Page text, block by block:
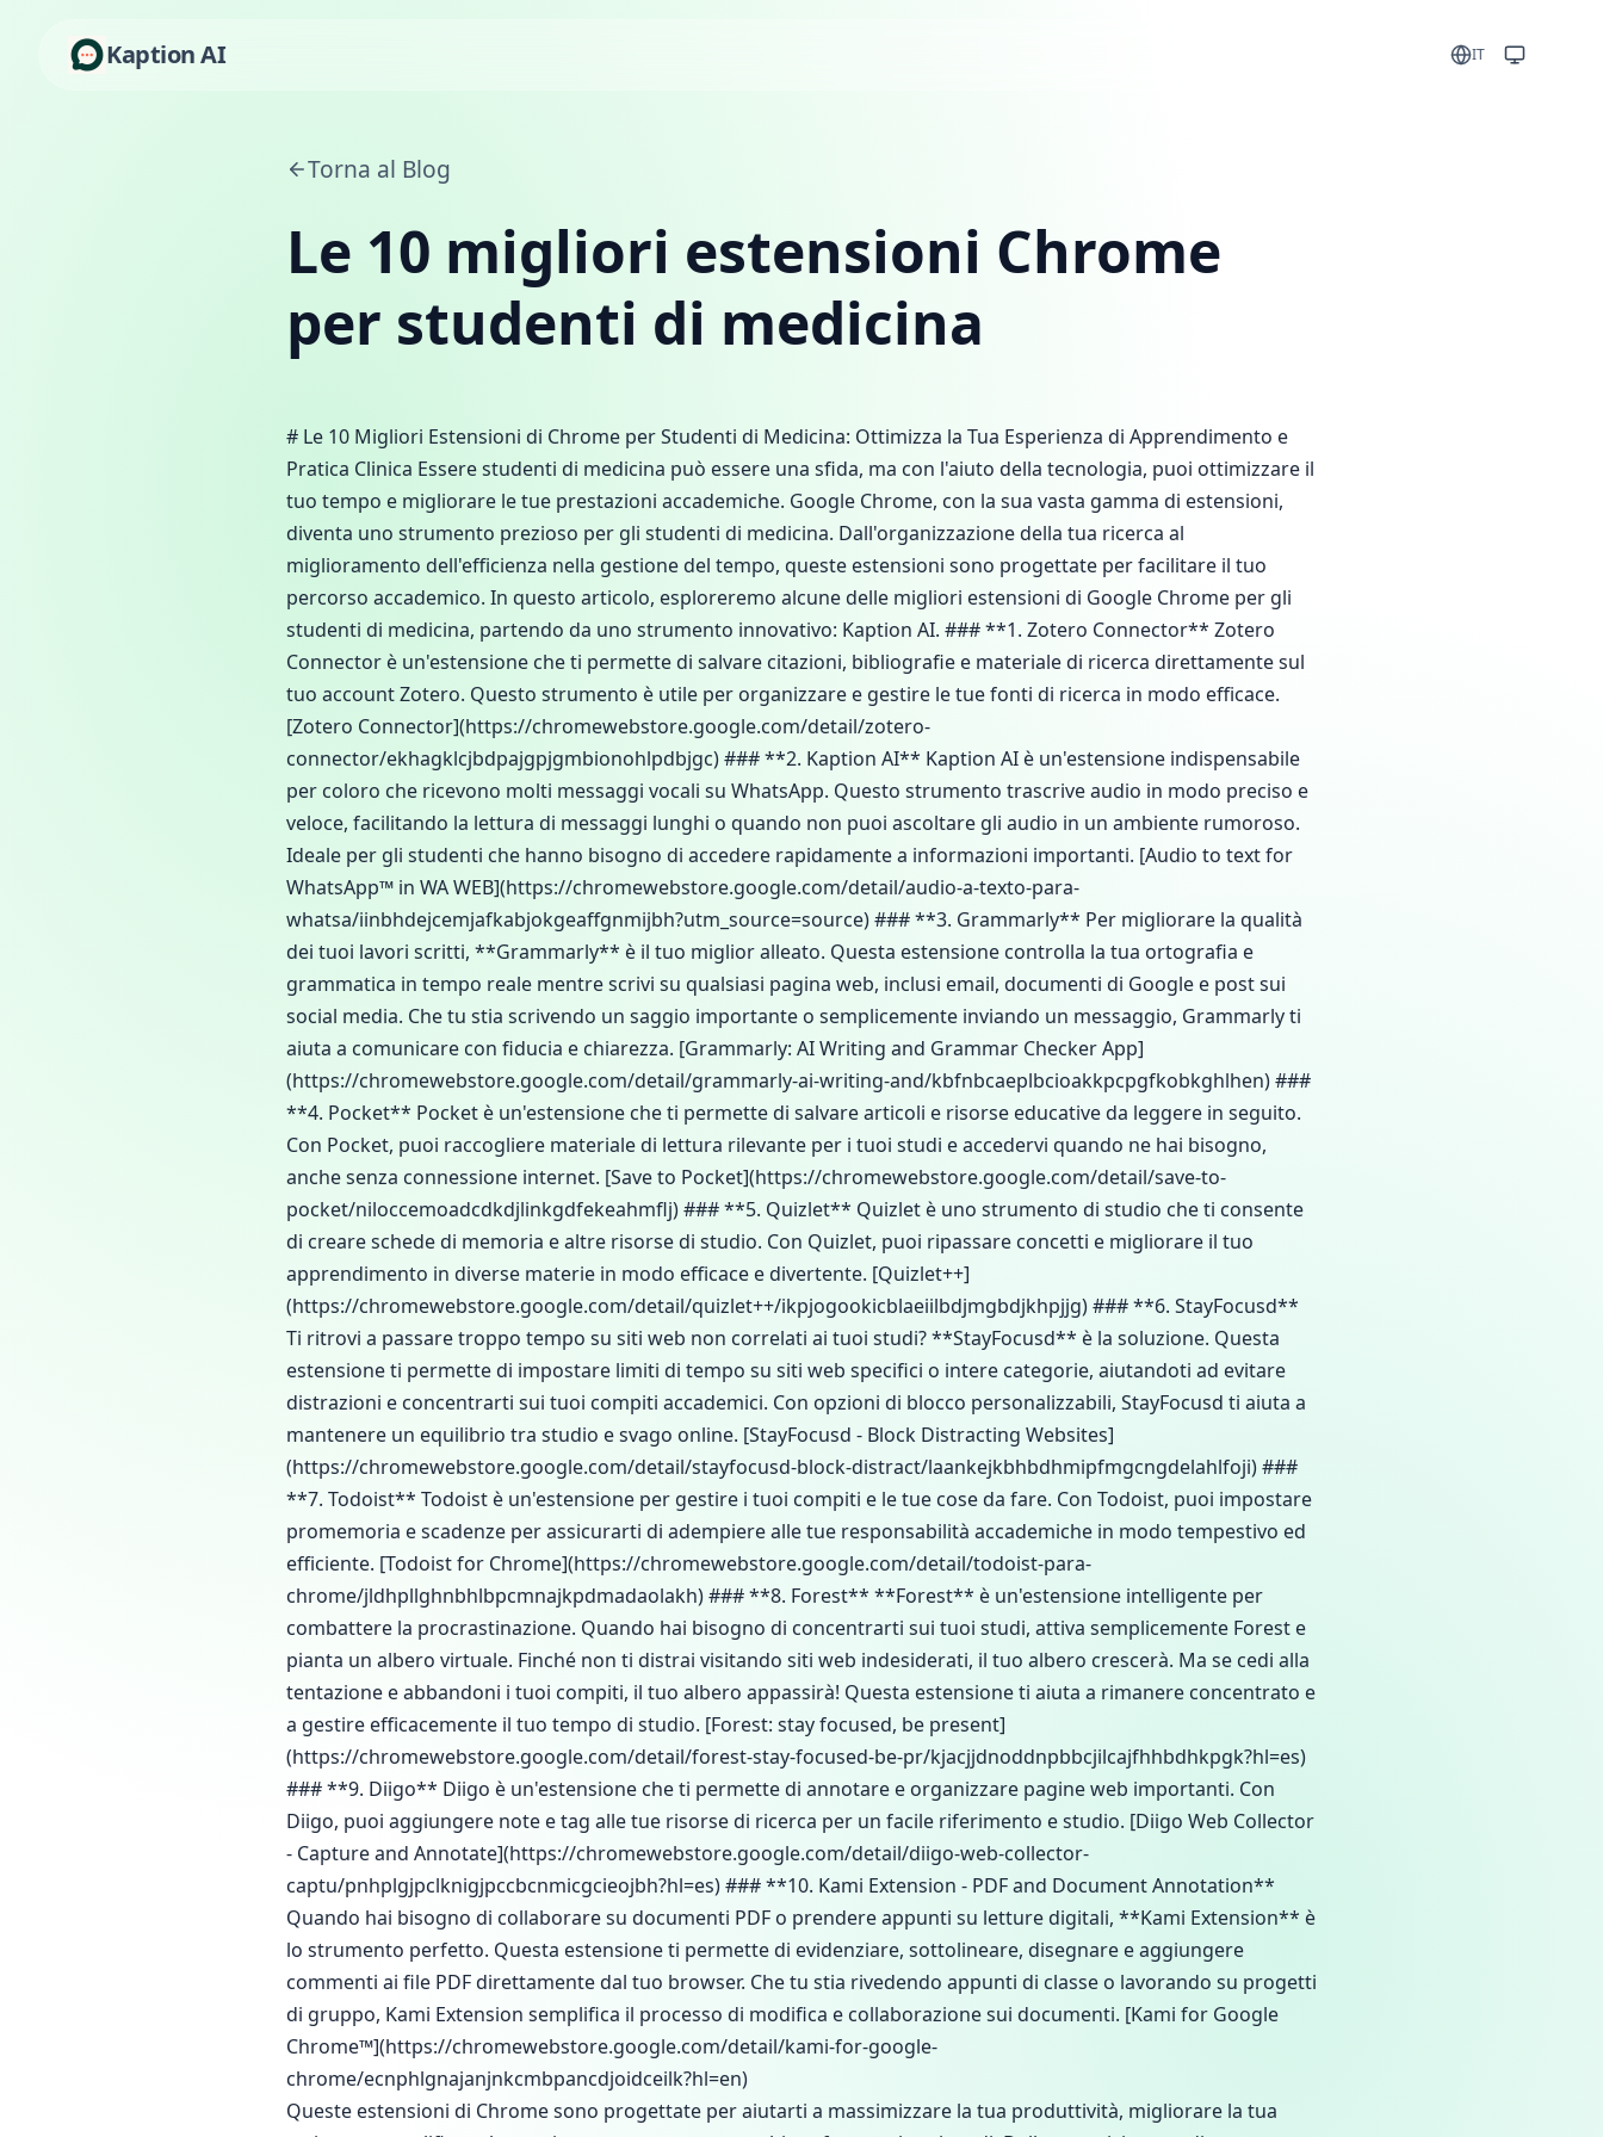
Kaption AI IT
Torna al Blog
Le 10 migliori estensioni Chrome
per studenti di medicina
# Le 10 Migliori Estensioni di Chrome per Studenti di Medicina: Ottimizza la Tua Esperienza di Apprendimento e
Pratica Clinica Essere studenti di medicina può essere una sfida, ma con l'aiuto della tecnologia, puoi ottimizzare il
tuo tempo e migliorare le tue prestazioni accademiche. Google Chrome, con la sua vasta gamma di estensioni,
diventa uno strumento prezioso per gli studenti di medicina. Dall'organizzazione della tua ricerca al
miglioramento dell'efficienza nella gestione del tempo, queste estensioni sono progettate per facilitare il tuo
percorso accademico. In questo articolo, esploreremo alcune delle migliori estensioni di Google Chrome per gli
studenti di medicina, partendo da uno strumento innovativo: Kaption AI. ### **1. Zotero Connector** Zotero
Connector è un'estensione che ti permette di salvare citazioni, bibliografie e materiale di ricerca direttamente sul
tuo account Zotero. Questo strumento è utile per organizzare e gestire le tue fonti di ricerca in modo efficace.
[Zotero Connector](https://chromewebstore.google.com/detail/zotero-
connector/ekhagklcjbdpajgpjgmbionohlpdbjgc) ### **2. Kaption AI** Kaption AI è un'estensione indispensabile
per coloro che ricevono molti messaggi vocali su WhatsApp. Questo strumento trascrive audio in modo preciso e
veloce, facilitando la lettura di messaggi lunghi o quando non puoi ascoltare gli audio in un ambiente rumoroso.
Ideale per gli studenti che hanno bisogno di accedere rapidamente a informazioni importanti. [Audio to text for
WhatsApp™ in WA WEB](https://chromewebstore.google.com/detail/audio-a-texto-para-
whatsa/iinbhdejcemjafkabjokgeaffgnmijbh?utm_source=source) ### **3. Grammarly** Per migliorare la qualità
dei tuoi lavori scritti, **Grammarly** è il tuo miglior alleato. Questa estensione controlla la tua ortografia e
grammatica in tempo reale mentre scrivi su qualsiasi pagina web, inclusi email, documenti di Google e post sui
social media. Che tu stia scrivendo un saggio importante o semplicemente inviando un messaggio, Grammarly ti
aiuta a comunicare con fiducia e chiarezza. [Grammarly: AI Writing and Grammar Checker App]
(https://chromewebstore.google.com/detail/grammarly-ai-writing-and/kbfnbcaeplbcioakkpcpgfkobkghlhen) ###
**4. Pocket** Pocket è un'estensione che ti permette di salvare articoli e risorse educative da leggere in seguito.
Con Pocket, puoi raccogliere materiale di lettura rilevante per i tuoi studi e accedervi quando ne hai bisogno,
anche senza connessione internet. [Save to Pocket](https://chromewebstore.google.com/detail/save-to-
pocket/niloccemoadcdkdjlinkgdfekeahmflj) ### **5. Quizlet** Quizlet è uno strumento di studio che ti consente
di creare schede di memoria e altre risorse di studio. Con Quizlet, puoi ripassare concetti e migliorare il tuo
apprendimento in diverse materie in modo efficace e divertente. [Quizlet++]
(https://chromewebstore.google.com/detail/quizlet++/ikpjogookicblaeiilbdjmgbdjkhpjjg) ### **6. StayFocusd**
Ti ritrovi a passare troppo tempo su siti web non correlati ai tuoi studi? **StayFocusd** è la soluzione. Questa
estensione ti permette di impostare limiti di tempo su siti web specifici o intere categorie, aiutandoti ad evitare
distrazioni e concentrarti sui tuoi compiti accademici. Con opzioni di blocco personalizzabili, StayFocusd ti aiuta a
mantenere un equilibrio tra studio e svago online. [StayFocusd - Block Distracting Websites]
(https://chromewebstore.google.com/detail/stayfocusd-block-distract/laankejkbhbdhmipfmgcngdelahlfoji) ###
**7. Todoist** Todoist è un'estensione per gestire i tuoi compiti e le tue cose da fare. Con Todoist, puoi impostare
promemoria e scadenze per assicurarti di adempiere alle tue responsabilità accademiche in modo tempestivo ed
efficiente. [Todoist for Chrome](https://chromewebstore.google.com/detail/todoist-para-
chrome/jldhpllghnbhlbpcmnajkpdmadaolakh) ### **8. Forest** **Forest** è un'estensione intelligente per
combattere la procrastinazione. Quando hai bisogno di concentrarti sui tuoi studi, attiva semplicemente Forest e
pianta un albero virtuale. Finché non ti distrai visitando siti web indesiderati, il tuo albero crescerà. Ma se cedi alla
tentazione e abbandoni i tuoi compiti, il tuo albero appassirà! Questa estensione ti aiuta a rimanere concentrato e
a gestire efficacemente il tuo tempo di studio. [Forest: stay focused, be present]
(https://chromewebstore.google.com/detail/forest-stay-focused-be-pr/kjacjjdnoddnpbbcjilcajfhhbdhkpgk?hl=es)
### **9. Diigo** Diigo è un'estensione che ti permette di annotare e organizzare pagine web importanti. Con
Diigo, puoi aggiungere note e tag alle tue risorse di ricerca per un facile riferimento e studio. [Diigo Web Collector
- Capture and Annotate](https://chromewebstore.google.com/detail/diigo-web-collector-
captu/pnhplgjpclknigjpccbcnmicgcieojbh?hl=es) ### **10. Kami Extension - PDF and Document Annotation**
Quando hai bisogno di collaborare su documenti PDF o prendere appunti su letture digitali, **Kami Extension** è
lo strumento perfetto. Questa estensione ti permette di evidenziare, sottolineare, disegnare e aggiungere
commenti ai file PDF direttamente dal tuo browser. Che tu stia rivedendo appunti di classe o lavorando su progetti
di gruppo, Kami Extension semplifica il processo di modifica e collaborazione sui documenti. [Kami for Google
Chrome™](https://chromewebstore.google.com/detail/kami-for-google-
chrome/ecnphlgnajanjnkcmbpancdjoidceilk?hl=en)
Queste estensioni di Chrome sono progettate per aiutarti a massimizzare la tua produttività, migliorare la tua